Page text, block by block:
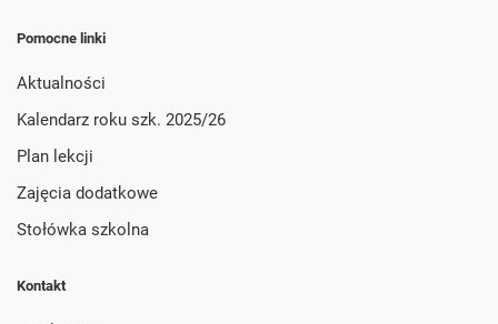
Pomocne linki
Aktualności
Kalendarz roku szk. 2025/26
Plan lekcji
Zajęcia dodatkowe
Stołówka szkolna
Kontakt